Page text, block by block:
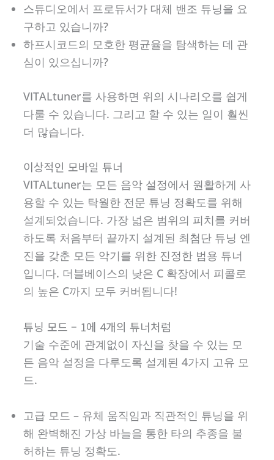
스튜디오에서 프로듀서가 대체 밴조 튜닝을 요
구하고 있습니까?
하프시코드의 모호한 평균율을 탐색하는 데 관
심이 있으십니까?
VITALtuner를 사용하면 위의 시나리오를 쉽게
다룰 수 있습니다. 그리고 할 수 있는 일이 훨씬
더 많습니다.
이상적인 모바일 튜너
VITALtuner는 모든 음악 설정에서 원활하게 사
용할 수 있는 탁월한 전문 튜닝 정확도를 위해
설계되었습니다. 가장 넓은 범위의 피치를 커버
하도록 처음부터 끝까지 설계된 최첨단 튜닝 엔
진을 갖춘 모든 악기를 위한 진정한 범용 튜너
입니다. 더블베이스의 낮은 C 확장에서 피콜로
의 높은 C까지 모두 커버됩니다!
튜닝 모드 – 1에 4개의 튜너처럼
기술 수준에 관계없이 자신을 찾을 수 있는 모
든 음악 설정을 다루도록 설계된 4가지 고유 모
드.
고급 모드 – 유체 움직임과 직관적인 튜닝을 위
해 완벽해진 가상 바늘을 통한 타의 추종을 불
허하는 튜닝 정확도.